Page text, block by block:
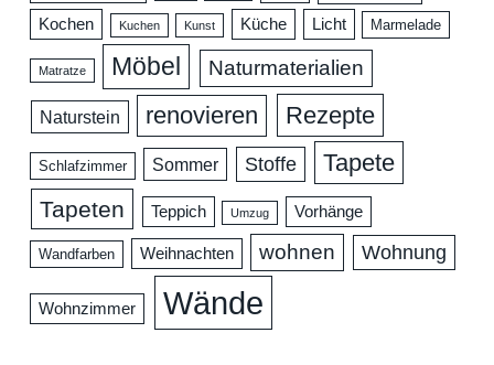
Kochen Kuchen Kunst Küche Licht Marmelade
Matratze Möbel Naturmaterialien
Naturstein renovieren Rezepte
Schlafzimmer Sommer Stoffe Tapete
Tapeten Teppich Umzug Vorhänge
Wandfarben Weihnachten wohnen Wohnung
Wohnzimmer Wände